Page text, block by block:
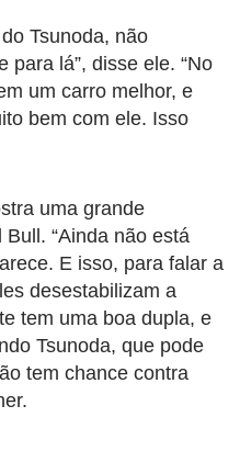
Tsunoda, não
para lá”, disse ele. “No
um carro melhor, e
bem com ele. Isso
uma grande
“Ainda não está
E isso, para falar a
desestabilizam a
tem uma boa dupla, e
Tsunoda, que pode
tem chance contra